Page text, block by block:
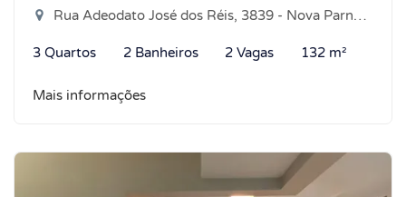
Rua Adeodato José dos Réis, 3839 - Nova Parnamirim, Parnamirim-RN
3 Quartos 2 Banheiros 2 Vagas 132 m²
Mais informações